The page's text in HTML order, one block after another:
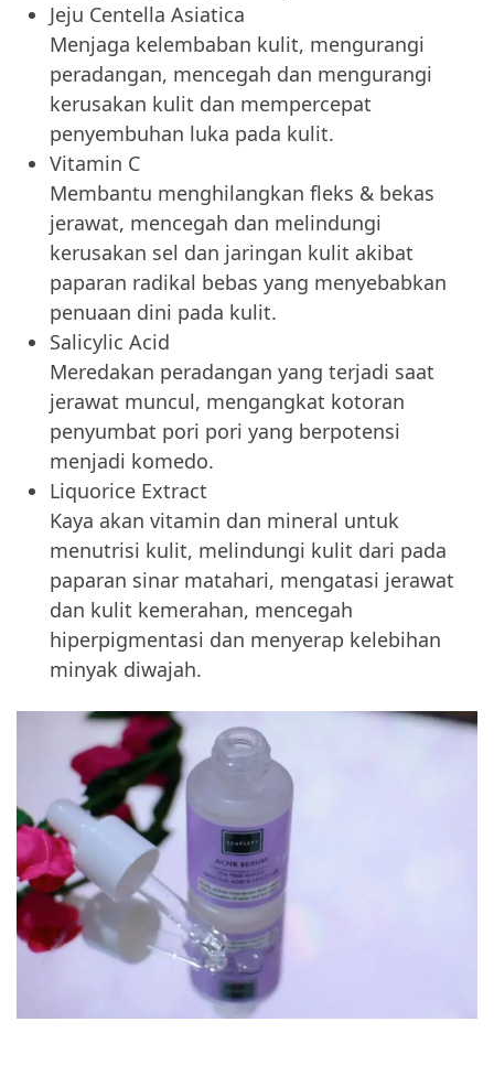
Jeju Centella Asiatica
Menjaga kelembaban kulit, mengurangi
peradangan, mencegah dan mengurangi
kerusakan kulit dan mempercepat
penyembuhan luka pada kulit.
Vitamin C
Membantu menghilangkan fleks & bekas
jerawat, mencegah dan melindungi
kerusakan sel dan jaringan kulit akibat
paparan radikal bebas yang menyebabkan
penuaan dini pada kulit.
Salicylic Acid
Meredakan peradangan yang terjadi saat
jerawat muncul, mengangkat kotoran
penyumbat pori pori yang berpotensi
menjadi komedo.
Liquorice Extract
Kaya akan vitamin dan mineral untuk
menutrisi kulit, melindungi kulit dari pada
paparan sinar matahari, mengatasi jerawat
dan kulit kemerahan, mencegah
hiperpigmentasi dan menyerap kelebihan
minyak diwajah.